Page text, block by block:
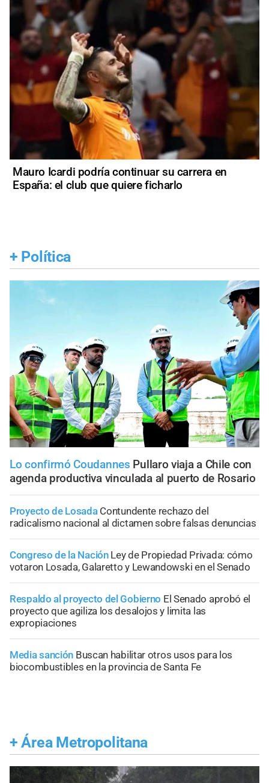
Mauro Icardi podría continuar su carrera en
España: el club que quiere ficharlo
+ Política
Lo confirmó Coudannes Pullaro viaja a Chile con
agenda productiva vinculada al puerto de Rosario
Proyecto de Losada Contundente rechazo del
radicalismo nacional al dictamen sobre falsas denuncias
Congreso de la Nación Ley de Propiedad Privada: cómo
votaron Losada, Galaretto y Lewandowski en el Senado
Respaldo al proyecto del Gobierno El Senado aprobó el
proyecto que agiliza los desalojos y limita las
expropiaciones
Media sanción Buscan habilitar otros usos para los
biocombustibles en la provincia de Santa Fe
+ Área Metropolitana